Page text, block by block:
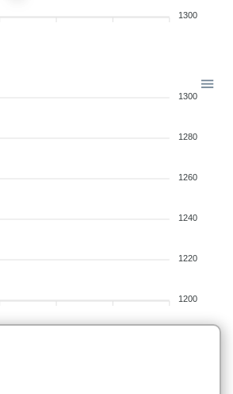
1300
1300
1280
1260
1240
1220
1200